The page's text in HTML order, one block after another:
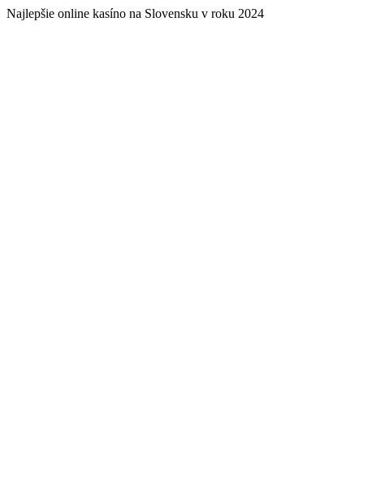
Najlepšie online kasíno na Slovensku v roku 2024